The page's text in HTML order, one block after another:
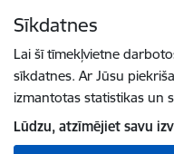
Sīkdatnes
Lai šī tīmekļvietne
sīkdatnes. Ar Jūsu
izmantotas statistikas un
Lūdzu, atzīmējiet savu